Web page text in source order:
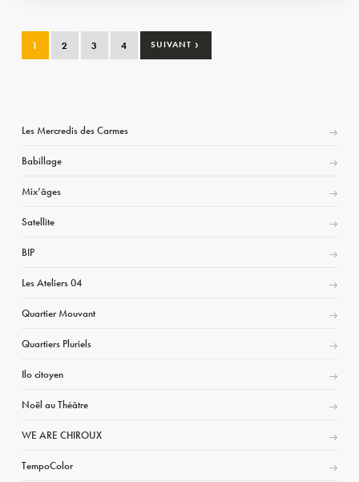
1 2 3 4 SUIVANT ›
Les Mercredis des Carmes
Babillage
Mix’âges
Satellite
BIP
Les Ateliers 04
Quartier Mouvant
Quartiers Pluriels
Ilo citoyen
Noël au Théâtre
WE ARE CHIROUX
TempoColor